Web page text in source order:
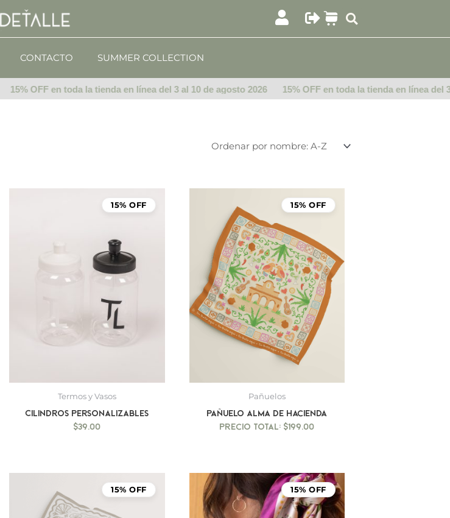
CONTACTO SUMMER COLLECTION
15% OFF en toda la tienda en línea del 3 al 10 de agosto 2026 15% OFF en toda la tienda en línea del 3
15% OFF
Termos y Vasos
Cilindros Personalizables
$39.00
15% OFF
Pañuelos
Pañuelo Alma de Hacienda
$199.00
15% OFF 15% OFF